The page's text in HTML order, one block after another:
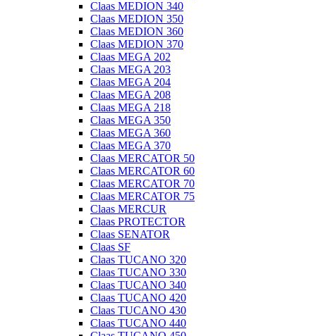
Claas MEDION 340
Claas MEDION 350
Claas MEDION 360
Claas MEDION 370
Claas MEGA 202
Claas MEGA 203
Claas MEGA 204
Claas MEGA 208
Claas MEGA 218
Claas MEGA 350
Claas MEGA 360
Claas MEGA 370
Claas MERCATOR 50
Claas MERCATOR 60
Claas MERCATOR 70
Claas MERCATOR 75
Claas MERCUR
Claas PROTECTOR
Claas SENATOR
Claas SF
Claas TUCANO 320
Claas TUCANO 330
Claas TUCANO 340
Claas TUCANO 420
Claas TUCANO 430
Claas TUCANO 440